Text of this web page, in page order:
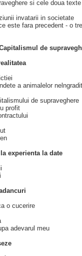
si cele doua texte
invatarii in societate
este fara precedent - o
de
a animalelor
de supraveghere
profit
experienta la date
o cucerire
adevarul meu